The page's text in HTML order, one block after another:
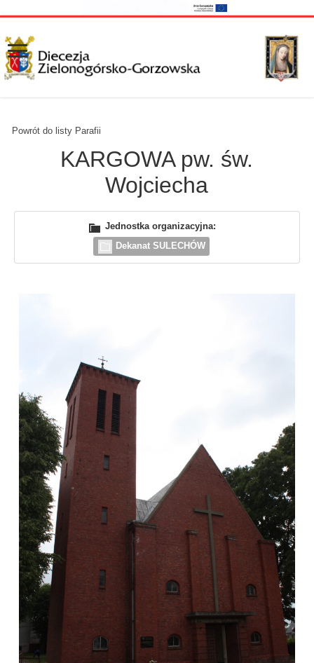
Powrót do listy Parafii
KARGOWA pw. św.
Wojciecha
Jednostka organizacyjna:
Dekanat SULECHÓW